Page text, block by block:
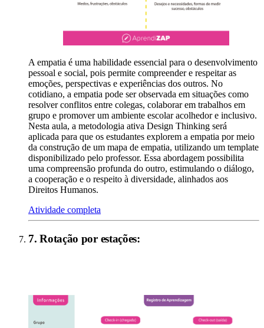
A empatia é uma habilidade essencial para o desenvolvimento
pessoal e social, pois permite compreender e respeitar as
emoções, perspectivas e experiências dos outros. No
cotidiano, a empatia pode ser observada em situações como
resolver conflitos entre colegas, colaborar em trabalhos em
grupo e promover um ambiente escolar acolhedor e inclusivo.
Nesta aula, a metodologia ativa Design Thinking será
aplicada para que os estudantes explorem a empatia por meio
da construção de um mapa de empatia, utilizando um template
disponibilizado pelo professor. Essa abordagem possibilita
uma compreensão profunda do outro, estimulando o diálogo,
a cooperação e o respeito à diversidade, alinhados aos
Direitos Humanos.
Atividade completa
7.Rotação por estações: